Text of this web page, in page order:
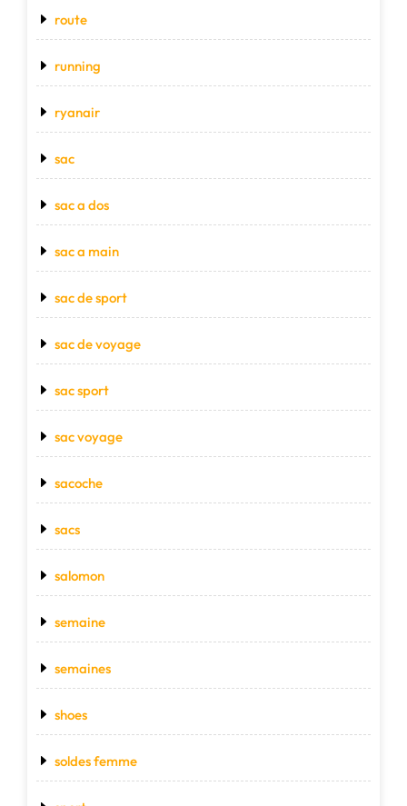
route
running
ryanair
sac
sac a dos
sac a main
sac de sport
sac de voyage
sac sport
sac voyage
sacoche
sacs
salomon
semaine
semaines
shoes
soldes femme